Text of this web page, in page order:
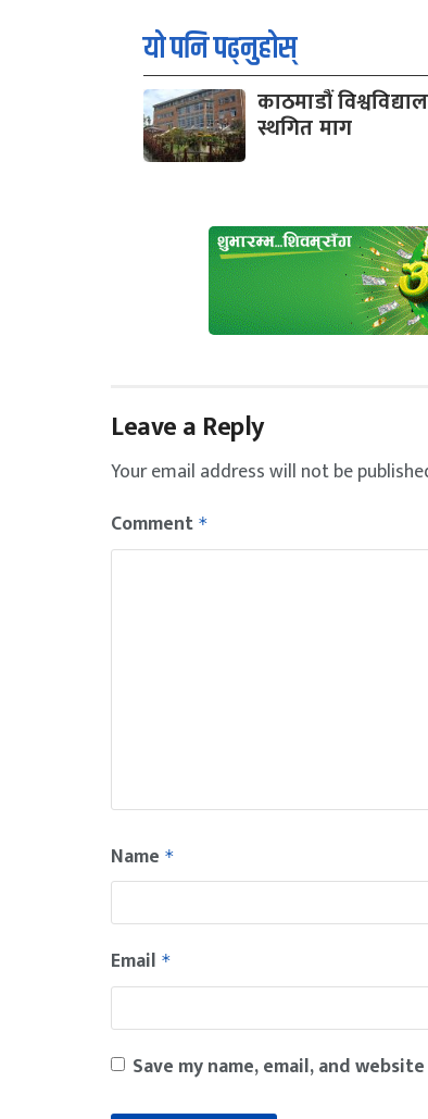
यो पनि पढ्नुहोस्
काठमाडौं
स्थगित माग
Leave a Reply
Your email address will not be
Comment *
Name *
Email *
Save my name, email, and